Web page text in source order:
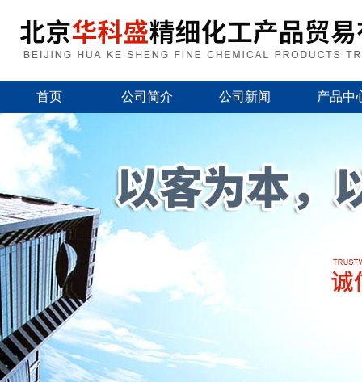
首页 公司简介 公司新闻 产品中